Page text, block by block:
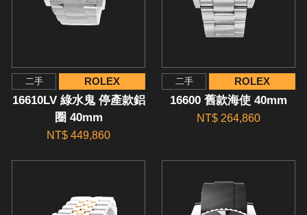
二手 ROLEX
16610LV 綠水鬼 停產款鋁
圈 40mm
NT$ 449,860
二手 ROLEX
16600 舊款海使 40mm
NT$ 264,860